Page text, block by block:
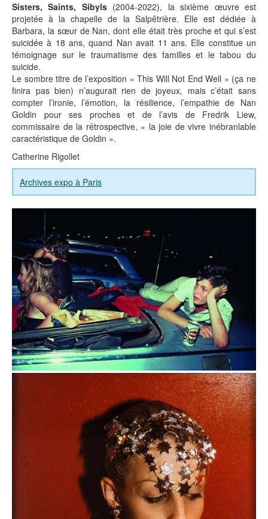
Sisters, Saints, Sibyls(2004-2022), la sixième œuvre est
projetée à la chapelle de la Salpêtrière. Elle est dédiée à
Barbara, la sœur de Nan, dont elle était très proche et qui s’est
suicidée à 18 ans, quand Nan avait 11 ans. Elle constitue un
témoignage sur le traumatisme des familles et le tabou du
suicide.
Le sombre titre de l’exposition « This Will Not End Well » (ça ne
finira pas bien) n’augurait rien de joyeux, mais c’était sans
compter l’ironie, l’émotion, la résilience, l’empathie de Nan
Goldin pour ses proches et de l’avis de Fredrik Liew,
commissaire de la rétrospective, « la joie de vivre inébranlable
caractéristique de Goldin ».
Catherine Rigollet
Archives expo à Paris